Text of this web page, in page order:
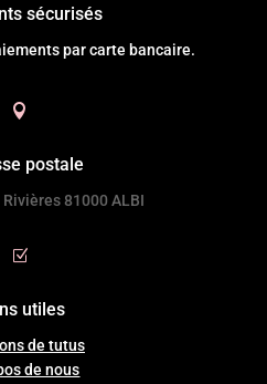
sécurisés
par carte bancaire.

postale
Rivières 81000 ALBI
Z
utiles
de tutus
de nous